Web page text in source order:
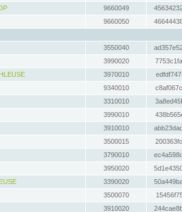
9660049
9660050
3550040
3990020
3970010
9340010
3310010
3990010
3910010
3500015
3790010
3950020
3390020
3500070
3910020